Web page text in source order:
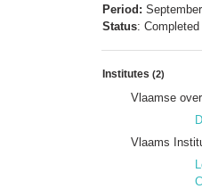
Period:
Status: Completed
Institutes (2)
Vlaamse
Vlaams